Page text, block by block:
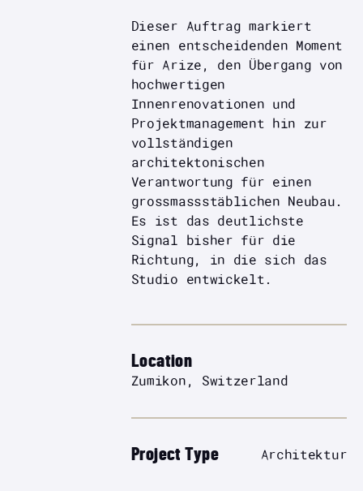
Dieser Auftrag markiert
einen entscheidenden Moment
für Arize, den Übergang von
hochwertigen
Innenrenovationen und
Projektmanagement hin zur
vollständigen
architektonischen
Verantwortung für einen
grossmassstäblichen Neubau.
Es ist das deutlichste
Signal bisher für die
Richtung, in die sich das
Studio entwickelt.
Location
Zumikon, Switzerland
Project Type Architektur